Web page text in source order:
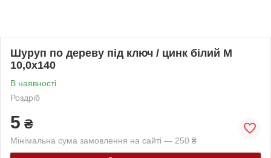
Шуруп по дереву під ключ / цинк білий М
10,0х140
В наявності
Роздріб
5 ₴
Мінімальна сума замовлення на сайті — 250 ₴